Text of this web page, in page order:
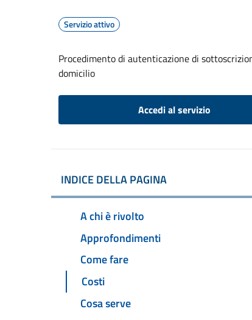
Servizio attivo
Procedimento di autenticazione di
domicilio
Accedi al servizio
INDICE DELLA PAGINA
A chi è rivolto
Approfondimenti
Come fare
Costi
Cosa serve